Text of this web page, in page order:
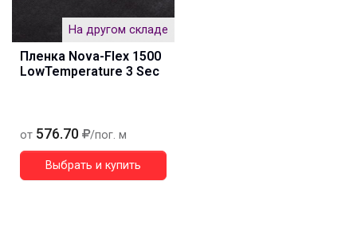
На другом складе
Пленка Nova-Flex 1500
LowTemperature 3 Sec
от 576.70 /пог. м
Выбрать и купить